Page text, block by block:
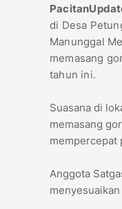
di Desa
Manunggal
memasang
tahun ini.
Suasana di
memasang
mempercepat
Anggota